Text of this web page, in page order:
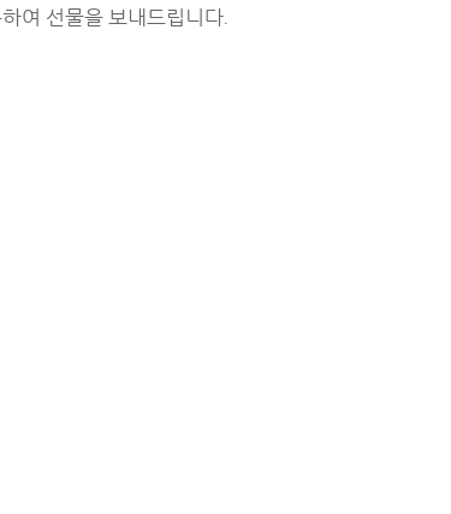
여 선물을 보내드립니다.